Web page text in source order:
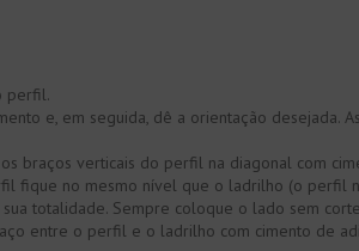
perfil.
e, em seguida, dê a orientação desejada.
braços verticais do perfil na diagonal com
fique no mesmo nível que o ladrilho (o perfil
totalidade. Sempre coloque o lado sem
entre o perfil e o ladrilho com cimento de